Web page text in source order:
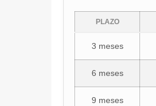
PLAZO
3 meses
6 meses
9 meses